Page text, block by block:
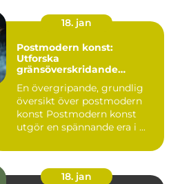
18. jan
Postmodern konst:
Utforska
gränsöverskridande
En övergripande, grundlig
översikt över postmodern
konst Postmodern konst
utgör en spännande era i ...
18. jan